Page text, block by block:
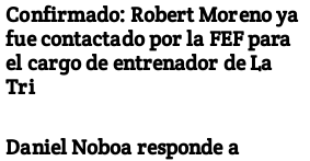
Confirmado: Robert Moreno ya
fue contactado por la FEF para
el cargo de entrenador de La
Tri
Daniel Noboa responde a